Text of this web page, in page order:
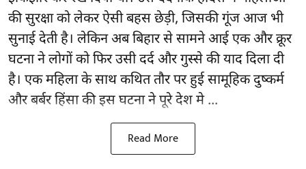
की सुरक्षा को लेकर ऐसी बहस छेड़ी, जिसकी गूंज आज भी
सुनाई देती है। लेकिन अब बिहार से सामने आई एक और क्रूर
घटना ने लोगों को फिर उसी दर्द और गुस्से की याद दिला दी
है। एक महिला के साथ कथित तौर पर हुई सामूहिक दुष्कर्म
और बर्बर हिंसा की इस घटना ने पूरे देश मे ...
Read More